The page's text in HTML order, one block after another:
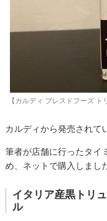
【カルディ ブレスドフーズ
カルディから発売されて
筆者が店舗に行ったタイ
め、ネットで購入しまし
イタリア産黒トリ
ル